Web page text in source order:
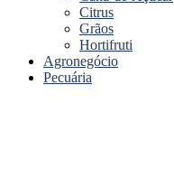
Citrus
Grãos
Hortifruti
Agronegócio
Pecuária